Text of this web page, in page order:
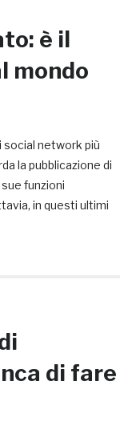
è il
mondo
social network più
la pubblicazione di
funzioni
in questi ultimi
di fare